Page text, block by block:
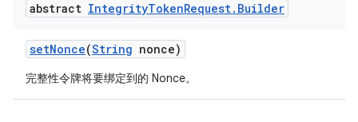
abstract IntegrityTokenRequest. Builder
setNonce(String nonce)
完整性令牌将要绑定到的 Nonce。